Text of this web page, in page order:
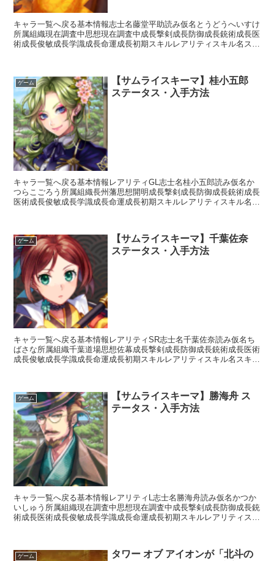
キャラ一覧へ戻る基本情報志士名藤堂平助読み仮名とうどうへいすけ
所属組織現在調査中思想現在調査中成長撃剣成長防御成長銃術成長医
術成長俊敏成長学識成長命運成長初期スキルレアリティスキル名スキ
ゲーム
【サムライスキーマ】桂小五郎
ステータス・入手方法
キャラ一覧へ戻る基本情報レアリティGL志士名桂小五郎読み仮名か
つらこごろう所属組織長州藩思想開明成長撃剣成長防御成長銃術成長
医術成長俊敏成長学識成長命運成長初期スキルレアリティスキル名ス
ゲーム
【サムライスキーマ】千葉佐奈
ステータス・入手方法
キャラ一覧へ戻る基本情報レアリティSR志士名千葉佐奈読み仮名ち
ばさな所属組織千葉道場思想佐幕成長撃剣成長防御成長銃術成長医術
成長俊敏成長学識成長命運成長初期スキルレアリティスキル名スキル
ゲーム
【サムライスキーマ】勝海舟 ス
テータス・入手方法
キャラ一覧へ戻る基本情報レアリティL志士名勝海舟読み仮名かつか
いしゅう所属組織現在調査中思想現在調査中成長撃剣成長防御成長銃
術成長医術成長俊敏成長学識成長命運成長初期スキルレアリティスキ
ゲーム
タワー オブ アイオンが「北斗の